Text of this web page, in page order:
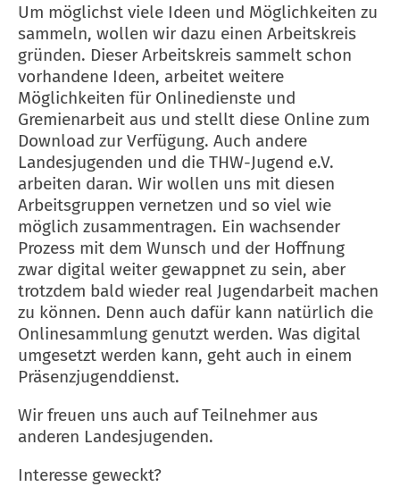
Um möglichst viele Ideen und Möglichkeiten zu
sammeln, wollen wir dazu einen Arbeitskreis
gründen. Dieser Arbeitskreis sammelt schon
vorhandene Ideen, arbeitet weitere
Möglichkeiten für Onlinedienste und
Gremienarbeit aus und stellt diese Online zum
Download zur Verfügung. Auch andere
Landesjugenden und die THW-Jugend e.V.
arbeiten daran. Wir wollen uns mit diesen
Arbeitsgruppen vernetzen und so viel wie
möglich zusammentragen. Ein wachsender
Prozess mit dem Wunsch und der Hoffnung
zwar digital weiter gewappnet zu sein, aber
trotzdem bald wieder real Jugendarbeit machen
zu können. Denn auch dafür kann natürlich die
Onlinesammlung genutzt werden. Was digital
umgesetzt werden kann, geht auch in einem
Präsenzjugenddienst.
Wir freuen uns auch auf Teilnehmer aus
anderen Landesjugenden.
Interesse geweckt?